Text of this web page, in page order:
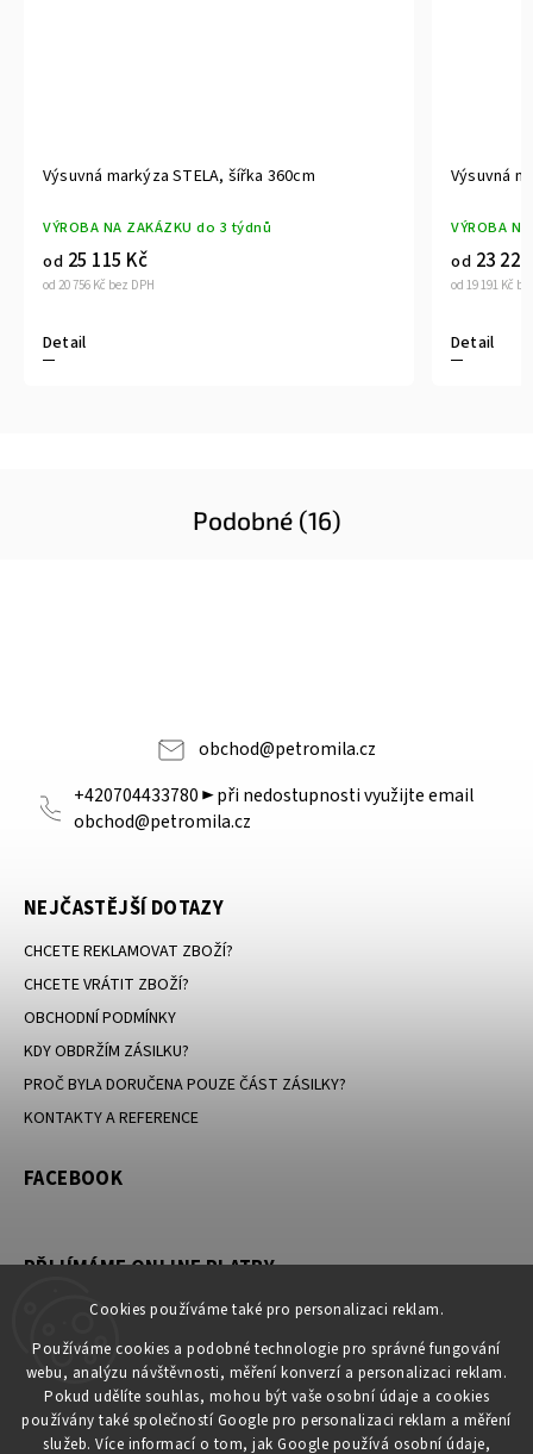
Cookies používáme také pro personalizaci reklam.
Používáme cookies a podobné technologie pro správné fungování
webu, analýzu návštěvnosti, měření konverzí a personalizaci reklam.
Pokud udělíte souhlas, mohou být vaše osobní údaje a cookies
používány také společností Google pro personalizaci reklam a měření
služeb. Více informací o tom, jak Google používá osobní údaje,
Výsuvná markýza STELA, šířka 360cm
VÝROBA NA ZAKÁZKU do 3 týdnů
od 20 756 Kč bez DPH
od 25 115 Kč
Detail
Výsuvná
VÝROBA
od 19 191 Kč
od 23
Detail
Podobné (16)
obchod@petromila.cz
+420704433780 ► při nedostupnosti využijte email
obchod@petromila.cz
NEJČASTĚJŠÍ DOTAZY
CHCETE REKLAMOVAT ZBOŽÍ?
CHCETE VRÁTIT ZBOŽÍ?
OBCHODNÍ PODMÍNKY
KDY OBDRŽÍM ZÁSILKU?
PROČ BYLA DORUČENA POUZE ČÁST ZÁSILKY?
KONTAKTY A REFERENCE
FACEBOOK
PŘIJÍMÁME ONLINE PLATBY
KONTAKT
obchod @petromila.cz